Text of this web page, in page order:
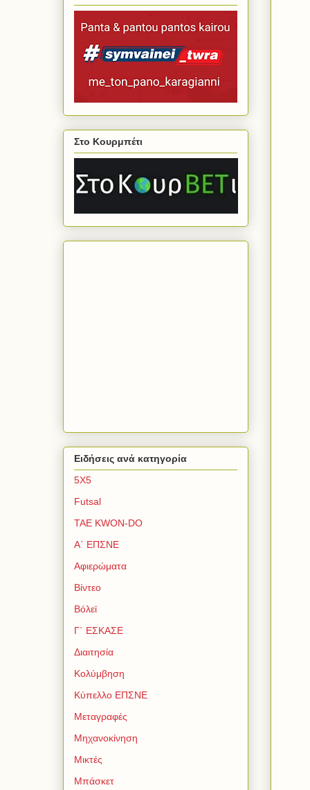
Στο Κουρμπέτι
Ειδήσεις ανά κατηγορία
5Χ5
Futsal
TAE KWON-DO
Α΄ ΕΠΣΝΕ
Αφιερώματα
Βίντεο
Βόλεϊ
Γ΄ ΕΣΚΑΣΕ
Διαιτησία
Κολύμβηση
Κύπελλο ΕΠΣΝΕ
Μεταγραφές
Μηχανοκίνηση
Μικτές
Μπάσκετ